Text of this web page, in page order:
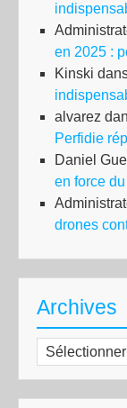
en 2025 :
Kinski
alvarez
Perfidie
Daniel
en force
drones
Archives
Archives